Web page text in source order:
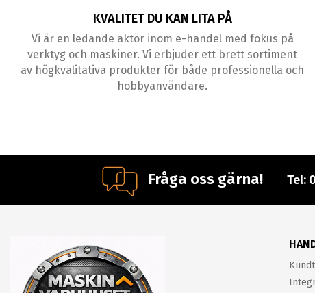
KVALITET DU KAN LITA PÅ
Vi är en ledande aktör inom e-handel med fokus på
verktyg och maskiner. Vi erbjuder ett brett sortiment
av högkvalitativa produkter för både professionella och
hobbyanvändare.
Fråga oss gärna! Tel: